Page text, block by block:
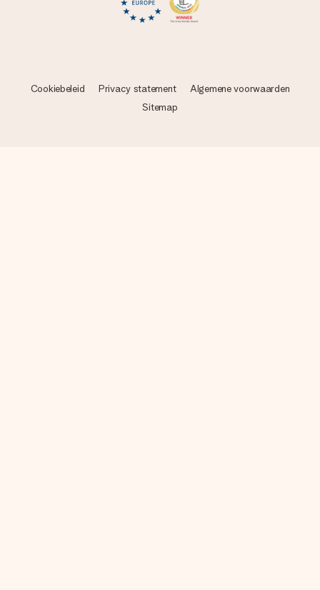
Cookiebeleid Privacy statement
Algemene voorwaarden
Sitemap